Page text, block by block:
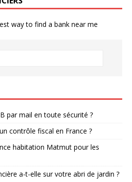
way to find a bank near me
par mail en toute sécurité ?
contrôle fiscal en France ?
habitation Matmut pour les
a-t-elle sur votre abri de jardin ?